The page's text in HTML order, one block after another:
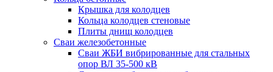
Крышка для колодцев
Кольца колодцев стеновые
Плиты днищ колодцев
Сваи железобетонные
Сваи ЖБИ вибрированные для стальных
опор ВЛ 35-500 кВ